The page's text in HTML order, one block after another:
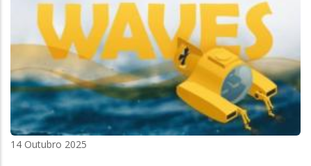
14 Outubro 2025